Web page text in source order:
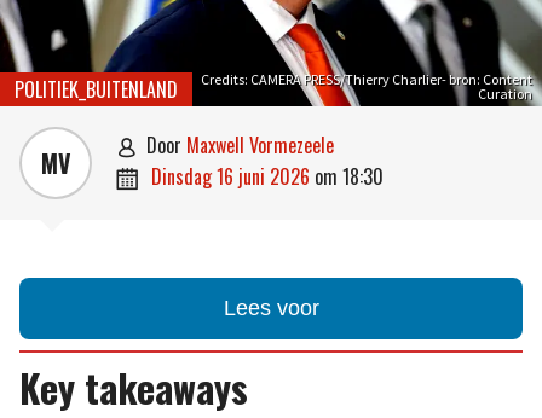
Credits: CAMERA PRESS/Thierry Charlier- bron: Content
Curation
POLITIEK_BUITENLAND
MV  door Maxwell Vormezeele
 dinsdag 16 juni 2026 om 18:30
Lees voor
Key takeaways